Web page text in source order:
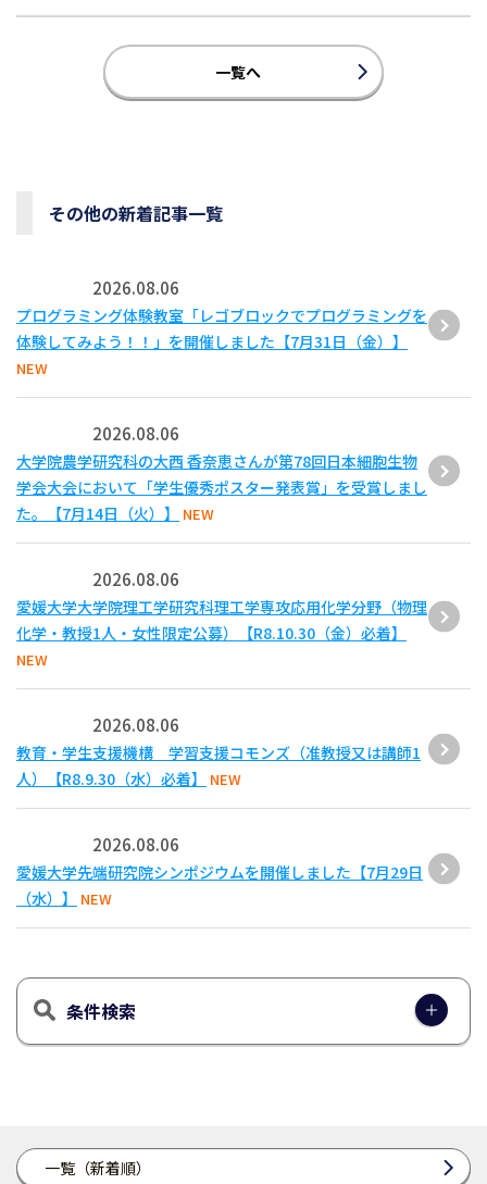
一覧（新着順）
一覧へ
その他の新着記事一覧
2026.08.06
プログラミング体験教室「レゴブロックでプログラミングを
体験してみよう！！」を開催しました【7月31日（金）】
NEW
2026.08.06
大学院農学研究科の大西 香奈恵さんが第78回日本細胞生物
学会大会において「学生優秀ポスター発表賞」を受賞しまし
た。【7月14日（火）】
NEW
2026.08.06
愛媛大学大学院理工学研究科理工学専攻応用化学分野（物理
化学・教授1人・女性限定公募）【R8.10.30（金）必着】
NEW
2026.08.06
教育・学生支援機構 学習支援コモンズ（准教授又は講師1
人）【R8.9.30（水）必着】
NEW
2026.08.06
愛媛大学先端研究院シンポジウムを開催しました【7月29日
（水）】
NEW
条件検索